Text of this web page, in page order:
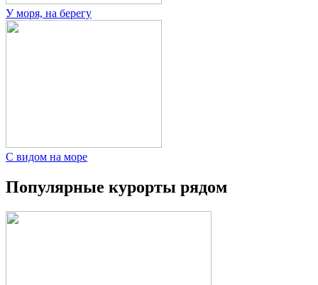
У моря, на берегу
С видом на море
Популярные курорты рядом